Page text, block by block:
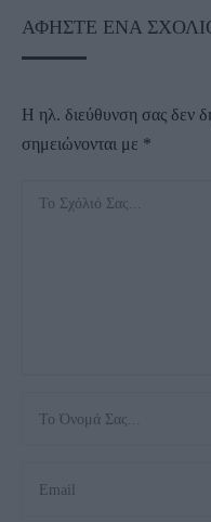
ΑΦΉΣΤΕ ΈΝΑ
Η ηλ. διεύθυνση σας δεν
σημειώνονται με *